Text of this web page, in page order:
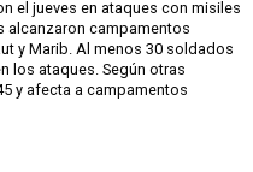
el jueves en ataques con misiles
alcanzaron campamentos
y Marib. Al menos 30 soldados
los ataques. Según otras
y afecta a campamentos